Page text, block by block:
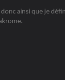
donc ainsi que je